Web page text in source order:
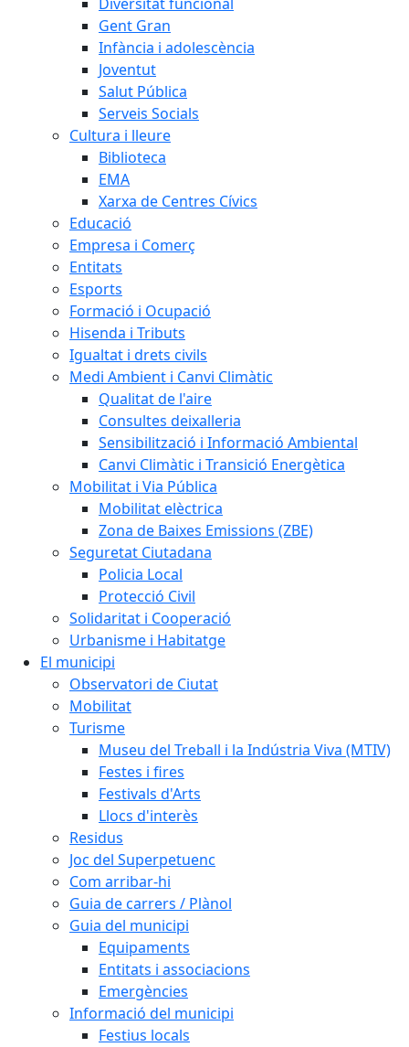
Gent Gran
Infància i adolescència
Joventut
Salut Pública
Serveis Socials
Cultura i lleure
Biblioteca
EMA
Xarxa de Centres Cívics
Educació
Empresa i Comerç
Entitats
Esports
Formació i Ocupació
Hisenda i Tributs
Igualtat i drets civils
Medi Ambient i Canvi Climàtic
Qualitat de l'aire
Consultes deixalleria
Sensibilització i Informació Ambiental
Canvi Climàtic i Transició Energètica
Mobilitat i Via Pública
Mobilitat elèctrica
Zona de Baixes Emissions (ZBE)
Seguretat Ciutadana
Policia Local
Protecció Civil
Solidaritat i Cooperació
Urbanisme i Habitatge
El municipi
Observatori de Ciutat
Mobilitat
Turisme
Museu del Treball i la Indústria Viva (MTIV)
Festes i fires
Festivals d'Arts
Llocs d'interès
Residus
Joc del Superpetuenc
Com arribar-hi
Guia de carrers / Plànol
Guia del municipi
Equipaments
Entitats i associacions
Emergències
Informació del municipi
Festius locals